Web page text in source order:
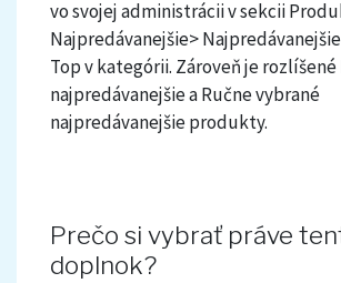
vo svojej administrácii v sekcii
Najpredávanejšie>
Top v kategórii. Zároveň je rozlíšené
najpredávanejšie a Ručne vybrané
najpredávanejšie produkty.
Prečo si vybrať práve
doplnok?